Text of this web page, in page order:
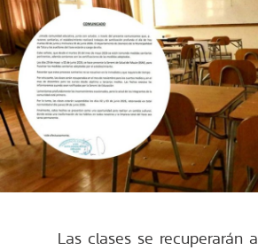
Las clases se recuperarán